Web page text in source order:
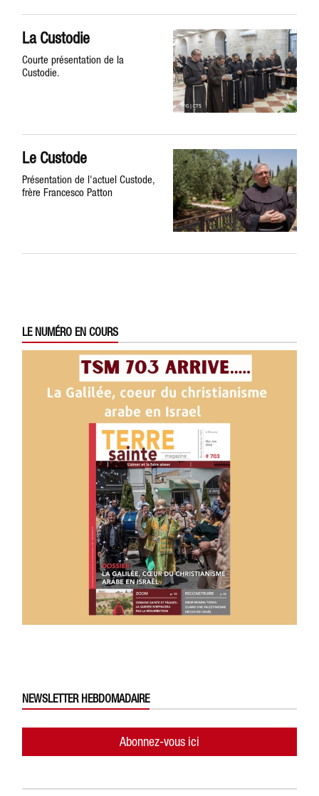
La Custodie
Courte présentation de la
Custodie.
Le Custode
Présentation de l'actuel Custode,
frère Francesco Patton
LE NUMÉRO EN COURS
NEWSLETTER HEBDOMADAIRE
Abonnez-vous ici